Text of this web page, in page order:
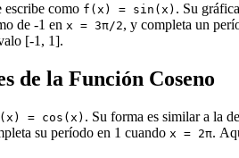
escribe como f(x) = sin(x) . Su
de -1 en x = 3π/2, y completa un
[-1, 1].
de la Función Coseno
= cos(x) . Su forma es similar a la
su período en 1 cuando x = 2π.